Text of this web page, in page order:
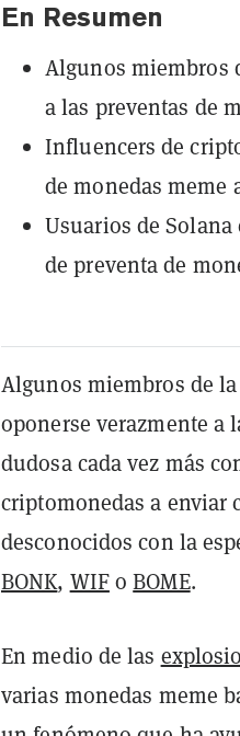
En Resumen
Algunos miembros
a las preventas de
Influencers de
de monedas meme
Usuarios de
de preventa de
Algunos miembros de
oponerse verazmente a
dudosa cada vez más
criptomonedas a enviar
desconocidos con la
BONK, WIFoBOME.
En medio de las
varias monedas meme